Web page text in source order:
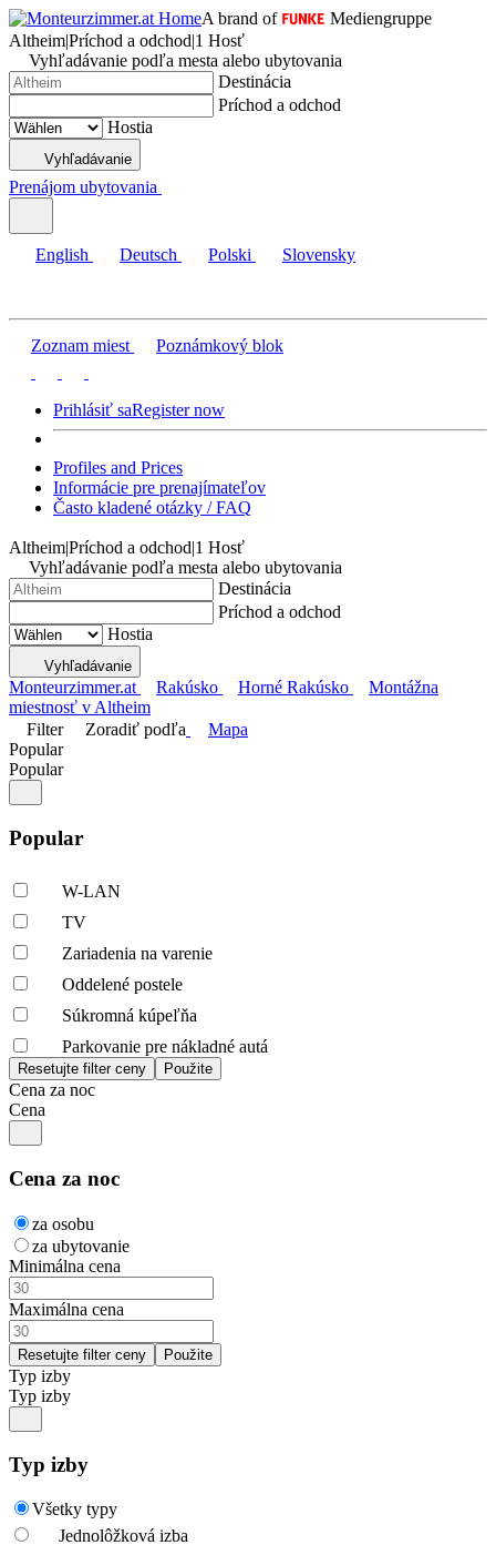
A brand of
Mediengruppe
Altheim|Príchod a odchod|1 Hosť
Vyhľadávanie podľa mesta alebo ubytovania
Destinácia
Príchod a odchod
Hostia
Vyhľadávanie
Prenájom ubytovania
English Deutsch Polski Slovensky
Zoznam miest Poznámkový blok
Prihlásiť saRegister now
Profiles and Prices
Informácie pre prenajímateľov
Často kladené otázky / FAQ
Altheim|Príchod a odchod|1 Hosť
Vyhľadávanie podľa mesta alebo ubytovania
Destinácia
Príchod a odchod
Hostia
Vyhľadávanie
Monteurzimmer.at Rakúsko Horné Rakúsko
Montážna
miestnosť v Altheim
Filter
Zoradiť podľa
Mapa
Popular
Popular
Popular
W-LAN
TV
Zariadenia na varenie
Oddelené postele
Súkromná kúpeľňa
Parkovanie pre nákladné autá
Cena za noc
Cena
Cena za noc
za osobu
za ubytovanie
Minimálna cena
Maximálna cena
Typ izby
Typ izby
Typ izby
Všetky typy
Jednolôžková izba